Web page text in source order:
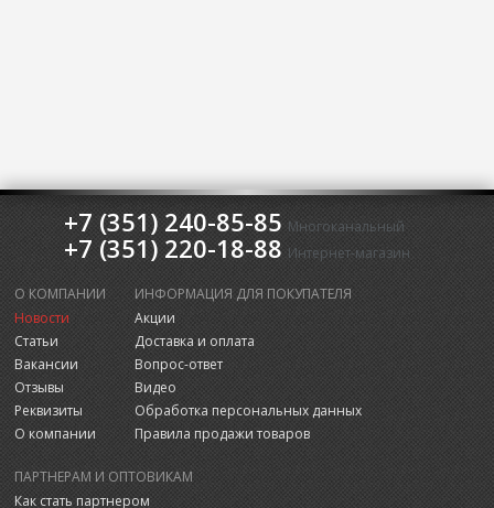
+7 (351) 240-85-85 Многоканальный
+7 (351) 220-18-88 Интернет-магазин
О КОМПАНИИ
Новости
Статьи
Вакансии
Отзывы
Реквизиты
О компании
ИНФОРМАЦИЯ ДЛЯ ПОКУПАТЕЛЯ
Акции
Доставка и оплата
Вопрос-ответ
Видео
Обработка персональных данных
Правила продажи товаров
ПАРТНЕРАМ И ОПТОВИКАМ
Как стать партнером